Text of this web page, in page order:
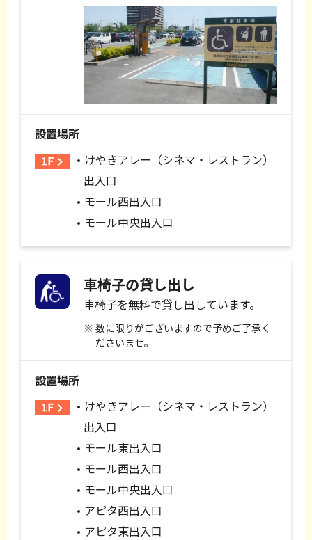
設置場所
けやきアレー（シネマ・レストラン）
出入口
モール西出入口
モール中央出入口
車椅子の貸し出し
車椅子を無料で貸し出しています。
数に限りがございますので予めご了承く
ださいませ。
設置場所
けやきアレー（シネマ・レストラン）
出入口
モール東出入口
モール西出入口
モール中央出入口
アピタ西出入口
アピタ東出入口